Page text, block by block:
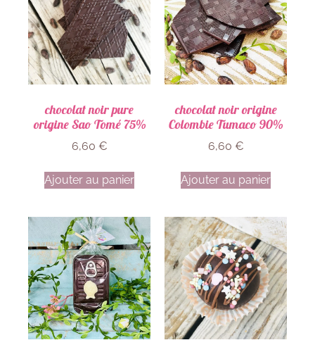
chocolat noir pure
origine Sao Tomé 75%
6,60 €
Ajouter au panier
chocolat noir origine
Colombie Tumaco 90%
6,60 €
Ajouter au panier